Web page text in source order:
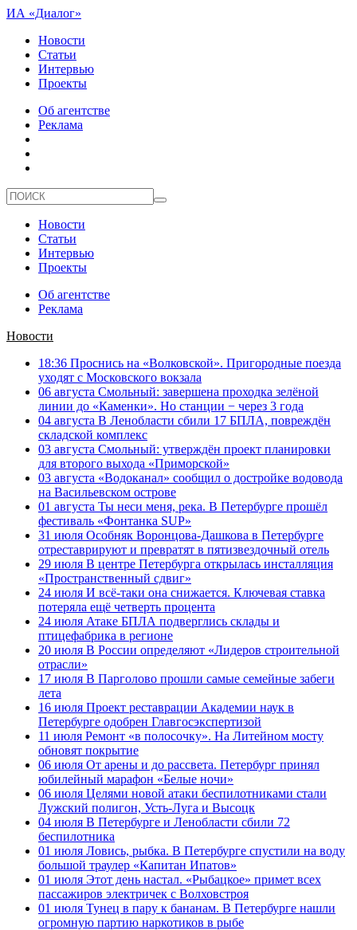
ИА «Диалог»
Новости
Статьи
Интервью
Проекты
Об агентстве
Реклама
Новости
Статьи
Интервью
Проекты
Об агентстве
Реклама
Новости
18:36 Проснись на «Волковской». Пригородные поезда
уходят с Московского вокзала
06 августа Смольный: завершена проходка зелёной
линии до «Каменки». Но станции − через 3 года
04 августа В Ленобласти сбили 17 БПЛА, повреждён
складской комплекс
03 августа Смольный: утверждён проект планировки
для второго выхода «Приморской»
03 августа «Водоканал» сообщил о достройке водовода
на Васильевском острове
01 августа Ты неси меня, река. В Петербурге прошёл
фестиваль «Фонтанка SUP»
31 июля Особняк Воронцова-Дашкова в Петербурге
отреставрируют и превратят в пятизвездочный отель
29 июля В центре Петербурга открылась инсталляция
«Пространственный сдвиг»
24 июля И всё-таки она снижается. Ключевая ставка
потеряла ещё четверть процента
24 июля Атаке БПЛА подверглись склады и
птицефабрика в регионе
20 июля В России определяют «Лидеров строительной
отрасли»
17 июля В Парголово прошли самые семейные забеги
лета
16 июля Проект реставрации Академии наук в
Петербурге одобрен Главгосэкспертизой
11 июля Ремонт «в полосочку». На Литейном мосту
обновят покрытие
06 июля От арены и до рассвета. Петербург принял
юбилейный марафон «Белые ночи»
06 июля Целями новой атаки беспилотниками стали
Лужский полигон, Усть-Луга и Высоцк
04 июля В Петербурге и Ленобласти сбили 72
беспилотника
01 июля Ловись, рыбка. В Петербурге спустили на воду
большой траулер «Капитан Ипатов»
01 июля Этот день настал. «Рыбацкое» примет всех
пассажиров электричек с Волховстроя
01 июля Тунец в пару к бананам. В Петербурге нашли
огромную партию наркотиков в рыбе